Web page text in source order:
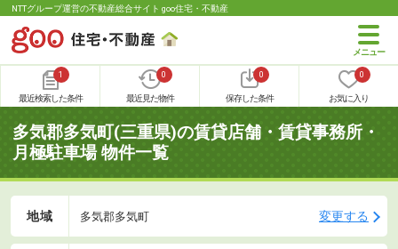
NTTグループ運営の不動産総合サイト goo住宅・不動産
1
最近検索した条件
0
最近見た物件
0
保存した条件
0
お気に入り
多気郡多気町(三重県)の賃貸店舗・賃貸事務所・
月極駐車場 物件一覧
地域 多気郡多気町 変更する